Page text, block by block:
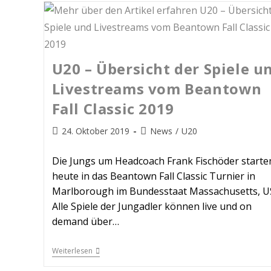
U20 – Übersicht der Spiele
Livestreams vom Beantown
Fall Classic 2019
24. Oktober 2019 News / U20
Die Jungs um Headcoach Frank Fischöder
heute in das Beantown Fall Classic Turnier in
Marlborough im Bundesstaat Massachusetts,
Alle Spiele der Jungadler können live und on
demand über…
Weiterlesen